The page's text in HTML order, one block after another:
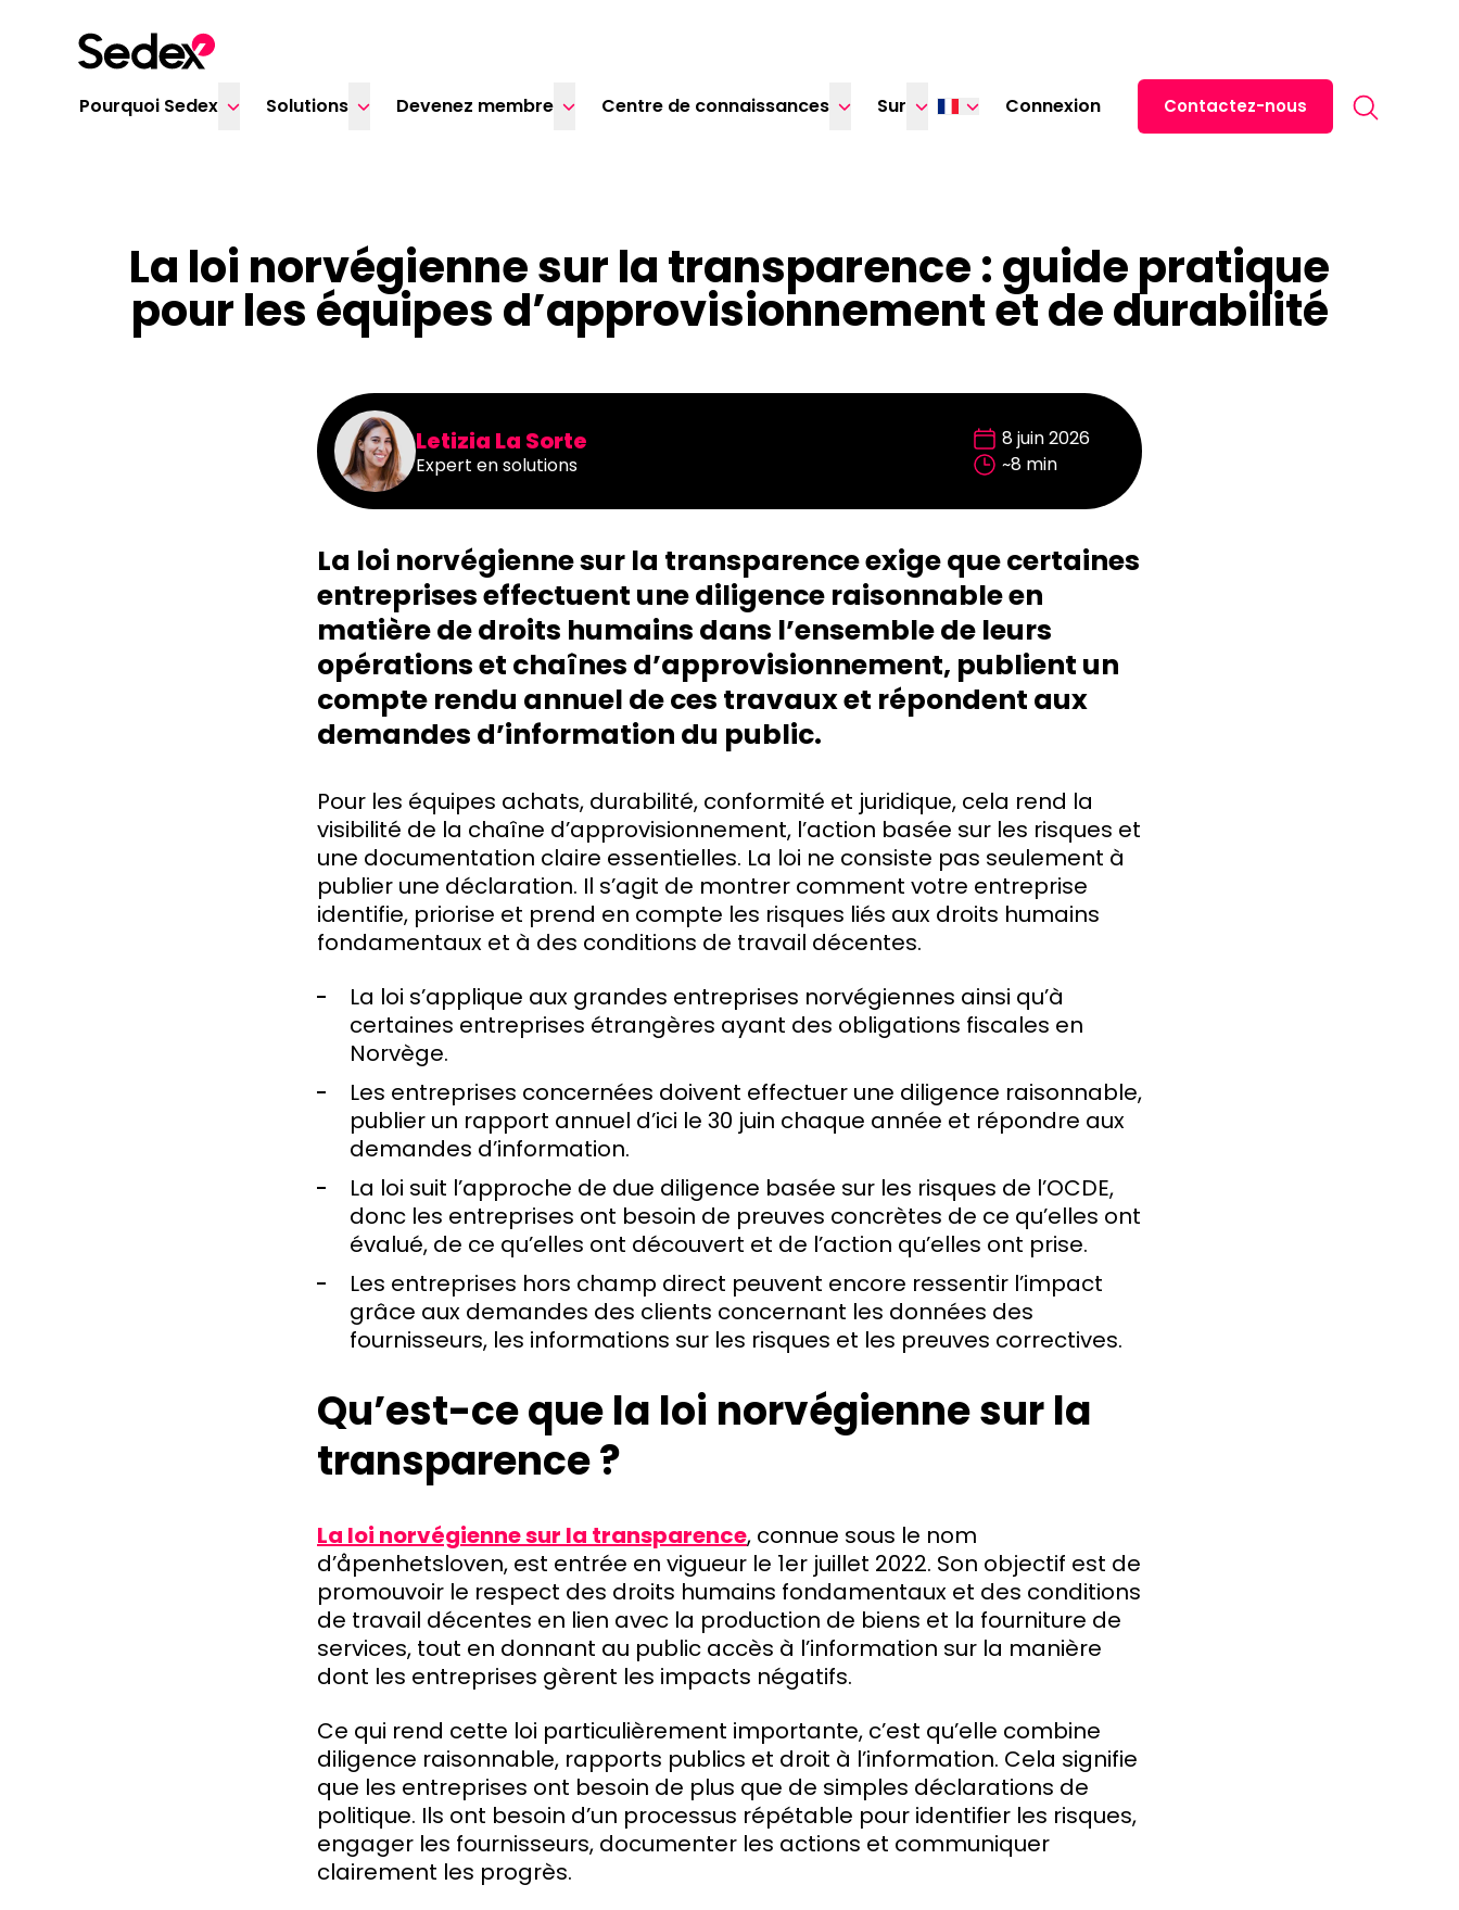
Pourquoi Sedex
Solutions Devenez membre Centre de connaissances Sur Connexion
Italiano
Deutsch
Contactez-nous
La loi norvégienne sur la transparence : guide pratique
pour les équipes d’approvisionnement et de durabilité
Letizia La Sorte
Expert en solutions
8 juin 2026
~8 min
La loi norvégienne sur la transparence exige que certaines
entreprises effectuent une diligence raisonnable en
matière de droits humains dans l’ensemble de leurs
opérations et chaînes d’approvisionnement, publient un
compte rendu annuel de ces travaux et répondent aux
demandes d’information du public.
Pour les équipes achats, durabilité, conformité et juridique, cela rend la
visibilité de la chaîne d’approvisionnement, l’action basée sur les risques et
une documentation claire essentielles. La loi ne consiste pas seulement à
publier une déclaration. Il s’agit de montrer comment votre entreprise
identifie, priorise et prend en compte les risques liés aux droits humains
fondamentaux et à des conditions de travail décentes.
La loi s’applique aux grandes entreprises norvégiennes ainsi qu’à
certaines entreprises étrangères ayant des obligations fiscales en
Norvège.
Les entreprises concernées doivent effectuer une diligence raisonnable,
publier un rapport annuel d’ici le 30 juin chaque année et répondre aux
demandes d’information.
La loi suit l’approche de due diligence basée sur les risques de l’OCDE,
donc les entreprises ont besoin de preuves concrètes de ce qu’elles ont
évalué, de ce qu’elles ont découvert et de l’action qu’elles ont prise.
Les entreprises hors champ direct peuvent encore ressentir l’impact
grâce aux demandes des clients concernant les données des
fournisseurs, les informations sur les risques et les preuves correctives.
Qu’est-ce que la loi norvégienne sur la
transparence ?
La loi norvégienne sur la transparence, connue sous le nom
d’åpenhetsloven, est entrée en vigueur le 1er juillet 2022. Son objectif est de
promouvoir le respect des droits humains fondamentaux et des conditions
de travail décentes en lien avec la production de biens et la fourniture de
services, tout en donnant au public accès à l’information sur la manière
dont les entreprises gèrent les impacts négatifs.
Ce qui rend cette loi particulièrement importante, c’est qu’elle combine
diligence raisonnable, rapports publics et droit à l’information. Cela signifie
que les entreprises ont besoin de plus que de simples déclarations de
politique. Ils ont besoin d’un processus répétable pour identifier les risques,
engager les fournisseurs, documenter les actions et communiquer
clairement les progrès.